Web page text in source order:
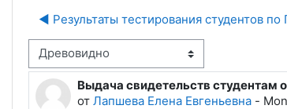
◀︎ Результаты тестирования студентов
отображения
Выдача свидетельств студентам
от Лапшева Елена Евгеньевна -
Количество ответов: 0